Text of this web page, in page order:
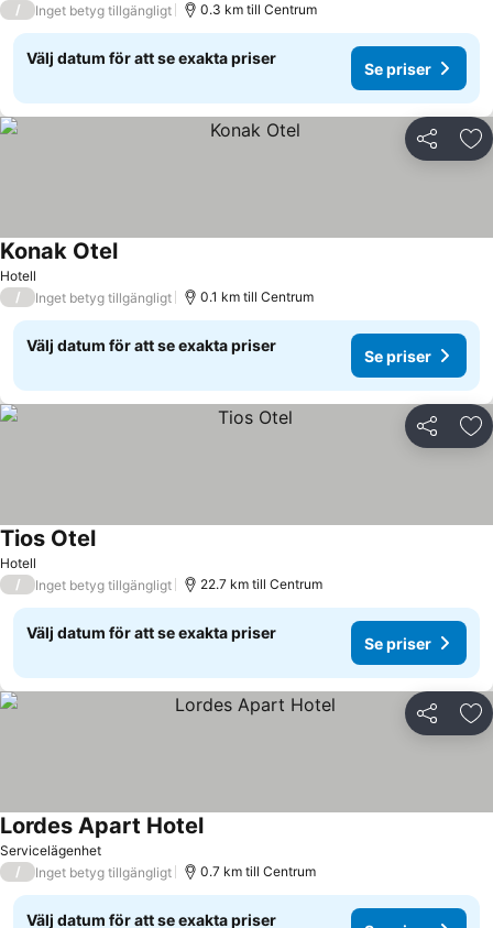
/ Inget betyg tillgängligt 0.3 km till Centrum
Välj datum för att se exakta priser
Se priser
Dela
Hotell
Konak Otel
/ Inget betyg tillgängligt 0.1 km till Centrum
Välj datum för att se exakta priser
Se priser
Dela
Hotell
Tios Otel
/ Inget betyg tillgängligt 22.7 km till Centrum
Välj datum för att se exakta priser
Se priser
Dela
Servicelägenhet
Lordes Apart Hotel
/ Inget betyg tillgängligt 0.7 km till Centrum
Välj datum för att se exakta priser